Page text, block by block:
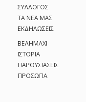
ρ
ι
κ
ΣΥΛΛΟΓΟΣ
ΤΑ ΝΕΑ ΜΑΣ
ΕΚΔΗΛΩΣΕΙΣ
ΒΕΛΗΜΑΧΙ
ΙΣΤΟΡΙΑ
ΠΑΡΟΥΣΙΑΣΕΙΣ
ΠΡΟΣΩΠΑ